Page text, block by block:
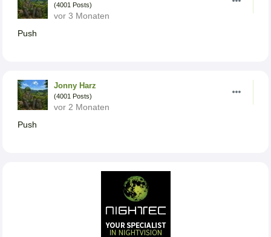
(4001 Posts)
vor 3 Monaten
Push
Jonny Harz
(4001 Posts)
vor 2 Monaten
Push